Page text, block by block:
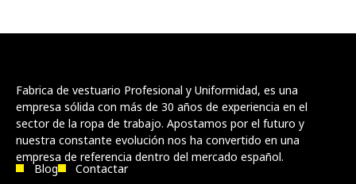
Fabrica de vestuario Profesional y Uniformidad, es una
empresa sólida con más de 30 años de experiencia en el
sector de la ropa de trabajo. Apostamos por el futuro y
nuestra constante evolución nos ha convertido en una
empresa de referencia dentro del mercado español.
Blog Contactar